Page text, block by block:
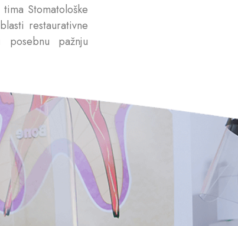
Stomatološke
restaurativne
pažnju